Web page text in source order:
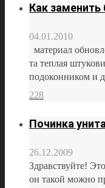
Как заменить
04.01.2010
материал
та теплая
подоконником и
228
Починка
26.12.2009
Здравствуйте!
он такой можно